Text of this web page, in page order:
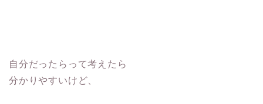
自分だったらって考えたら
分かりやすいけど、